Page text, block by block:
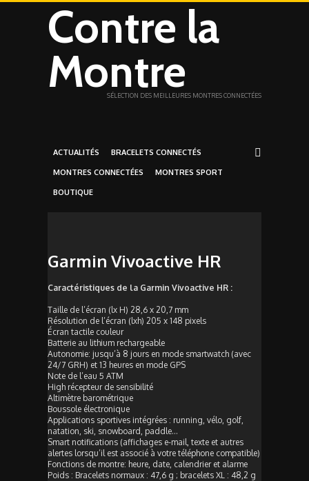
Contre la
Montre
SÉLECTION DES MEILLEURES MONTRES CONNECTÉES
ACTUALITÉS BRACELETS CONNECTÉS
MONTRES CONNECTÉES MONTRES SPORT
BOUTIQUE
Garmin Vivoactive HR
Caractéristiques de la Garmin Vivoactive HR :
Taille de l’écran (lx H) 28,6 x 20,7 mm
Résolution de l’écran (lxh) 205 x 148 pixels
Écran tactile couleur
Batterie au lithium rechargeable
Autonomie: jusqu’à 8 jours en mode smartwatch (avec
24/7 GRH) et 13 heures en mode GPS
Note de l’eau 5 ATM
High récepteur de sensibilité
Altimètre barométrique
Boussole électronique
Applications sportives intégrées : running, vélo, golf,
natation, ski, snowboard, paddle…
Smart notifications (affichages e-mail, texte et autres
alertes lorsqu’il est associé à votre téléphone compatible)
Fonctions de montre: heure, date, calendrier et alarme
Poids : Bracelets normaux : 47,6 g ; bracelets XL : 48,2 g